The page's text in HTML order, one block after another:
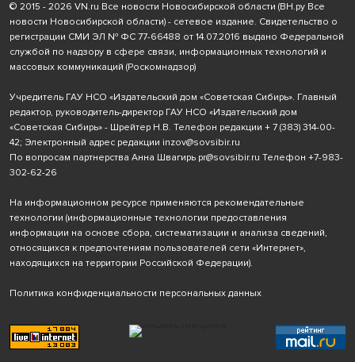
© 2015 - 2026 VN.ru Все новости Новосибирской области (ВН.ру Все
новости Новосибирской области) - сетевое издание. Свидетельство о
регистрации СМИ ЭЛ № ФС 77-66488 от 14.07.2016 выдано Федеральной
службой по надзору в сфере связи, информационных технологий и
массовых коммуникаций (Роскомнадзор)
Учредитель ГАУ НСО «Издательский дом «Советская Сибирь». Главный
редактор, руководитель-директор ГАУ НСО «Издательский дом
«Советская Сибирь» - Шрейтер Н.В. Телефон редакции + 7 (383) 314-00-
42; Электронный адрес редакции inzov@sovsibir.ru
По вопросам партнерства Анна Швагирь pr@sovsibir.ru Телефон +7-983-
302-62-26
На информационном ресурсе применяются рекомендательные
технологии (информационные технологии предоставления
информации на основе сбора, систематизации и анализа сведений,
относящихся к предпочтениям пользователей сети «Интернет»,
находящихся на территории Российской Федерации).
Политика конфиденциальности персональных данных